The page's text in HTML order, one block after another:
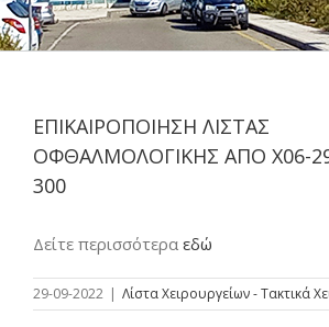
ΕΠΙΚΑΙΡΟΠΟΙΗΣΗ ΛΙΣΤΑΣ
ΟΦΘΑΛΜΟΛΟΓΙΚΗΣ ΑΠΟ Χ06-
300
Δείτε περισσότερα εδώ
29-09-2022 | Λίστα Χειρουργείων - Τακτικά